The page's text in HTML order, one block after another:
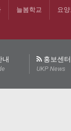
늘봄학교 요
내 홍보센터
UKP News